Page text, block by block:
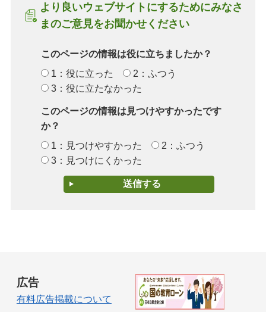
より良いウェブサイトにするためにみなさ
まのご意見をお聞かせください
このページの情報は役に立ちましたか？
1：役に立った
2：ふつう
3：役に立たなかった
このページの情報は見つけやすかったです
か？
1：見つけやすかった
2：ふつう
3：見つけにくかった
広告
有料広告掲載について